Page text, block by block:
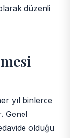
düzenli
yıl binlerce
Genel
olduğu